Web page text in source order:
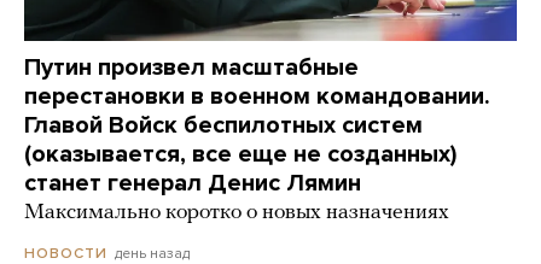
Путин произвел масштабные
перестановки в военном командовании.
Главой Войск беспилотных систем
(оказывается, все еще не созданных)
станет генерал Денис Лямин
Максимально коротко о новых назначениях
НОВОСТИ день назад